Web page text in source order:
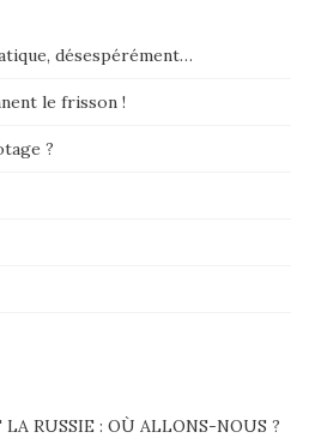
désespérément…
le frisson !
?
LA RUSSIE : OÙ ALLONS-NOUS ?